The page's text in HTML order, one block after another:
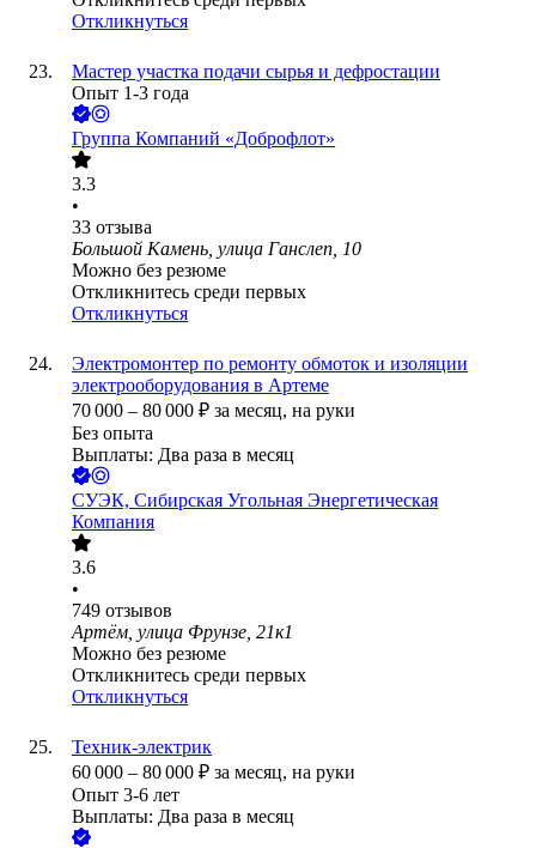
Откликнуться
Мастер участка подачи сырья и дефростации
Опыт 1-3 года
Группа Компаний «Доброфлот»
3.3
•
33 отзыва
Большой Камень, улица Ганслеп, 10
Можно без резюме
Откликнитесь среди первых
Откликнуться
Электромонтер по ремонту обмоток и изоляции
электрооборудования в Артеме
70 000 – 80 000 ₽ за месяц, на руки
Без опыта
Выплаты: Два раза в месяц
СУЭК, Сибирская Угольная Энергетическая
Компания
3.6
•
749 отзывов
Артём, улица Фрунзе, 21к1
Можно без резюме
Откликнитесь среди первых
Откликнуться
Техник-электрик
60 000 – 80 000 ₽ за месяц, на руки
Опыт 3-6 лет
Выплаты: Два раза в месяц